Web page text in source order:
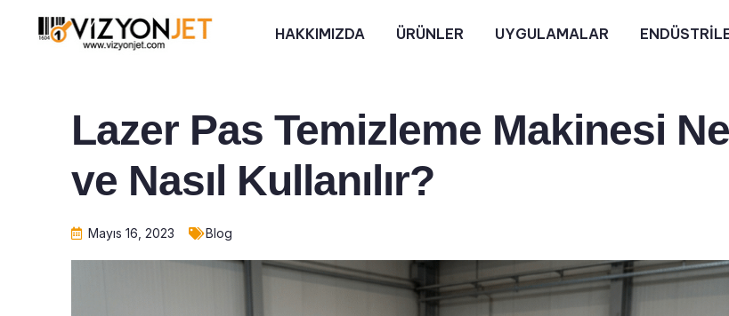
HAKKIMIZDA ÜRÜNLER UYGULAMALAR
Lazer Pas Temizleme Makinesi
ve Nasıl Kullanılır?
Mayıs 16, 2023 Blog